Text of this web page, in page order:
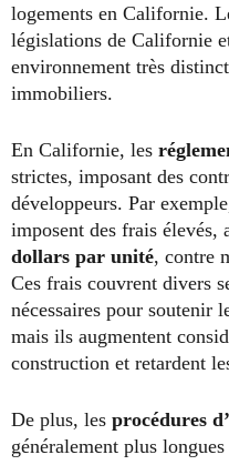
logements en Californie.
législations de Californie
environnement très
immobiliers.
En Californie, les
strictes, imposant des
développeurs. Par
imposent des frais élevés,
dollars par unité, contre
Ces frais couvrent divers
nécessaires pour soutenir
mais ils augmentent
construction et retardent
De plus, les procédures
généralement plus